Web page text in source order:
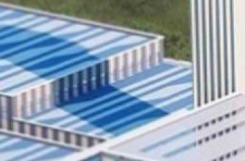
лекц, асуулт-
маршрут болон
дадлага зэрэг